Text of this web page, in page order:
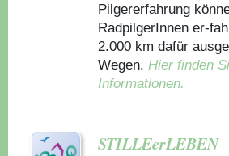
Pilgererfahrung
RadpilgerInnen er-
2.000 km dafür
Wegen.Hier finden
Informationen.
STILLEerLEBEN